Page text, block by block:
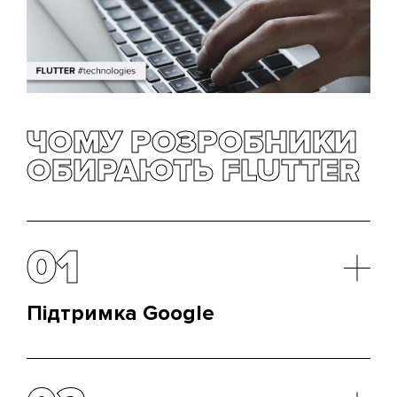
ЧОМУ РОЗРОБНИКИ
ОБИРАЮТЬ FLUTTER
01
Підтримка Google
Flutter програмування розвивається активно, але